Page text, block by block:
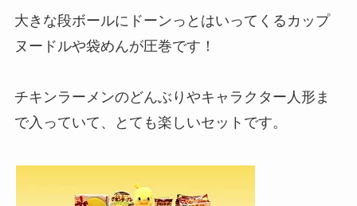
大きな段ボールにドーンっとはいってくるカップ
ヌードルや袋めんが圧巻です！
チキンラーメンのどんぶりやキャラクター人形ま
で入っていて、とても楽しいセットです。